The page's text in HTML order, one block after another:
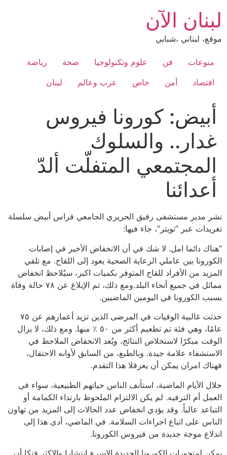
content
لبنان الآن
موقع، لبناني ،شبابي
منوعات فن علوم وتكنولوجيا صحة
رياضة
اقتصاد
أمن خاص عرب وعالم لبنان
أبيض: كورونا فيروس
غدار.. والسلوك
المجتمعي المتفلّت ألدّ
أعدائنا
نشر مدير مستشفى رفيق الحريري الجامعي فراس أبيض سلسلة
تغريدات عبر “تويتر”، جاء فيها:
“هناك دائما امل. لا شك في أن الانخفاض الأخير في إصابات
الكورونا بين عاملي الرعاية الصحية يعود إلى اللقاح. مع تلقي
المزيد من الأفراد للقاح المتوفر بكميات اكبر، سيُلاحظ انخفاض
مماثل في جميع أنحاء البلد.ومع ذلك، تم الإبلاغ عن ٧٨ حالة وفاة
بسبب الكورونا في اليومين الماضيين.
حدثت غالبية الوفيات في المرضى الذين تزيد أعمارهم عن ٧٥
عامًا، وهي فئة تم تطعيم أكثر من ٥٠ ٪ منها. ومع ذلك، لا يزال
الوقت مبكرًا لاستخلاص النتائج، ويُعد الانخفاض الملاحظ في
الاستشفاء علامة جيدة. وبالطبع، من السابق لأوانه الاحتفال،
فهناك امران يمكن أن يعرقلا هذا التقدم.
خلال الأيام الماضية، استأنف الناس حياتهم الطبيعية، سواء في
العمل أم الترفيه. لم يكن الالتزام الملحوظ بارتداء الكمامة أو
التباعد عالياً. وقد يؤدي انخفاض عدد الحالات إلى المزيد من تهاون
الناس على اتباع اجراءات السلامة. في الماضي، أدى هذا إلى
اندلاع موجة جديدة من فيروس الكورونا.
يمكن لمتحورات الكورونا الجديدة الاسرع انتشارا والاكثر فتكا أن